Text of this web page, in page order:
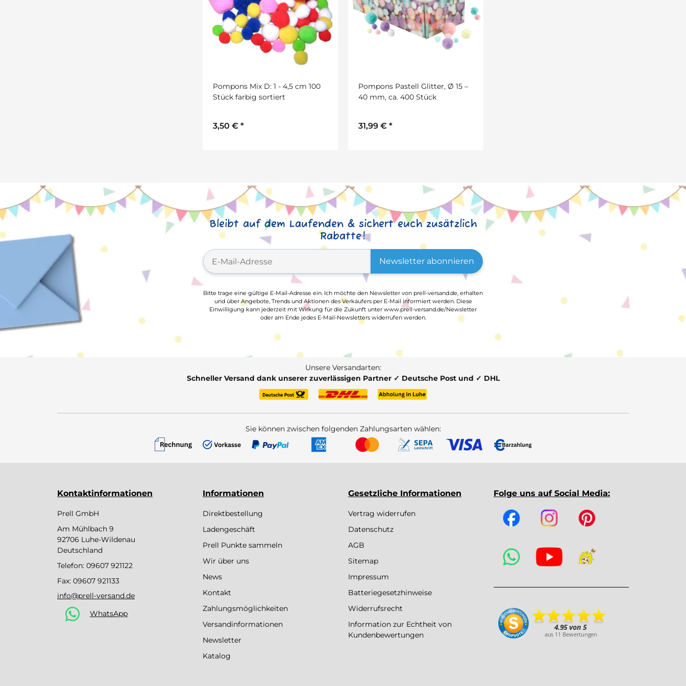
Pompons Mix D: 1 - 4,5 cm 100
Stück farbig sortiert
3,50 € *
Pompons Pastell Glitter, Ø 15 –
40 mm, ca. 400 Stück
31,99 € *
Bleibt auf dem Laufenden & sichert euch zusätzlich
Rabatte!
Newsletter abonnieren
Bitte trage eine gültige E-Mail-Adresse ein. Ich möchte den Newsletter von prell-versand.de, erhalten
und über Angebote, Trends und Aktionen des Verkäufers per E-Mail informiert werden. Diese
Einwilligung kann jederzeit mit Wirkung für die Zukunft unter www.prell-versand.de/Newsletter
oder am Ende jedes E-Mail-Newsletters widerrufen werden.
Unsere Versandarten:
Schneller Versand dank unserer zuverlässigen Partner ✓ Deutsche Post und ✓ DHL
Sie können zwischen folgenden Zahlungsarten wählen:
Kontaktinformationen
Prell GmbH
Am Mühlbach 9
92706 Luhe-Wildenau
Deutschland
Telefon: 09607 921122
Fax: 09607 921133
info@prell-versand.de
WhatsApp
Informationen
Direktbestellung
Ladengeschäft
Prell Punkte sammeln
Wir über uns
News
Kontakt
Zahlungsmöglichkeiten
Versandinformationen
Newsletter
Katalog
Gesetzliche Informationen
Vertrag widerrufen
Datenschutz
AGB
Sitemap
Impressum
Batteriegesetzhinweise
Widerrufsrecht
Information zur Echtheit von
Kundenbewertungen
Folge uns auf Social Media: